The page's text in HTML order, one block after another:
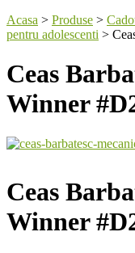
Acasa > Produse >
pentru adolescenti >
Ceas
Winner
Ceas
Winner